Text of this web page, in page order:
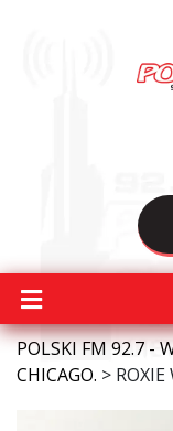
POLSKI FM 92.7 -
CHICAGO. >